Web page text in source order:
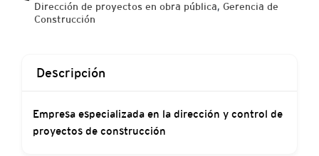
Dirección de proyectos en obra pública, Gerencia de
Construcción
Descripción
Empresa especializada en la dirección y control de
proyectos de construcción